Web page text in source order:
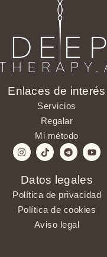
Enlaces de interés
Servicios
Regalar
Mi método
Datos legales
Política de privacidad
Política de cookies
Aviso legal